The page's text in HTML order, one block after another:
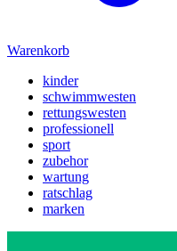
Warenkorb
kinder
schwimmwesten
rettungswesten
professionell
sport
zubehor
wartung
ratschlag
marken